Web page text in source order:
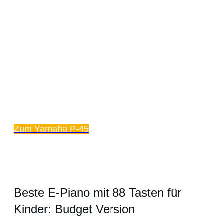
Zum Yamaha P-45
Beste E-Piano mit 88 Tasten für
Kinder: Budget Version